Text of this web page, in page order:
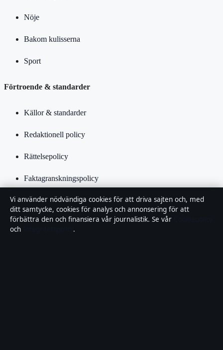
Nöje
Bakom kulisserna
Sport
Förtroende & standarder
Källor & standarder
Redaktionell policy
Rättelsepolicy
Faktagranskningspolicy
Ägande & finansiering
Integritetspolicy
Vi använder nödvändiga cookies för att driva sajten och, med
ditt samtycke, cookies för analys och annonsering för att
förbättra den och finansiera vår journalistik. Se vår
och
.